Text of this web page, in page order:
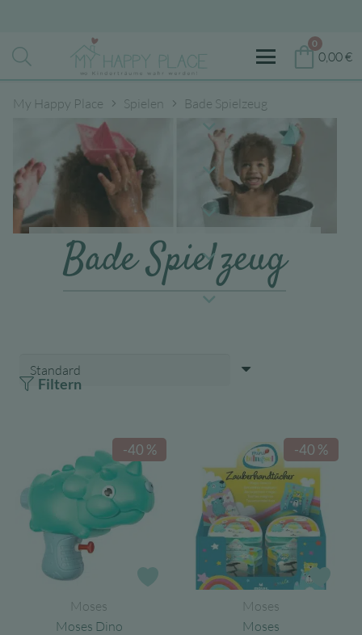
0
0,00€
My Happy Place Spielen Bade Spielzeug
Bade Spielzeug
Filtern
Zur Wunschliste
-40 %
Moses
Moses Dino
-40 %
Moses
Moses